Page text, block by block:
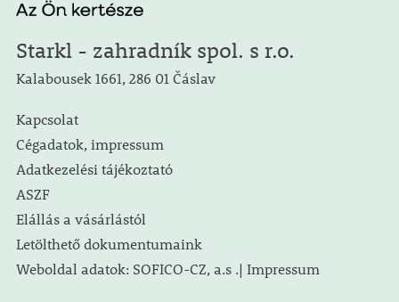
Starkl - zahradník spol. s r.o.
Kalabousek 1661, 286 01 Čáslav
Kapcsolat
Cégadatok, impressum
Adatkezelési tájékoztató
ASZF
Elállás a vásárlástól
Letölthető dokumentumaink
Weboldal adatok: SOFICO-CZ, a.s .| Impressum